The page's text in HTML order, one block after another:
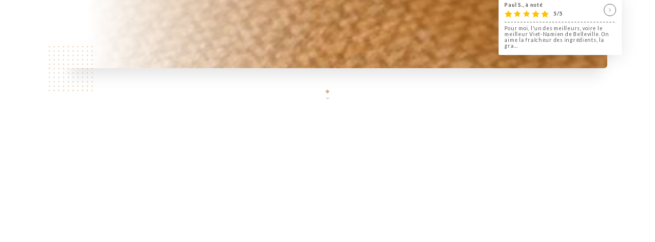
Paul S., à noté
5/5
Pour moi, l'un des meilleurs, voire le
meilleur Viet-Namien de Belleville. On
aime la fraîcheur des ingrédients, la
gra...